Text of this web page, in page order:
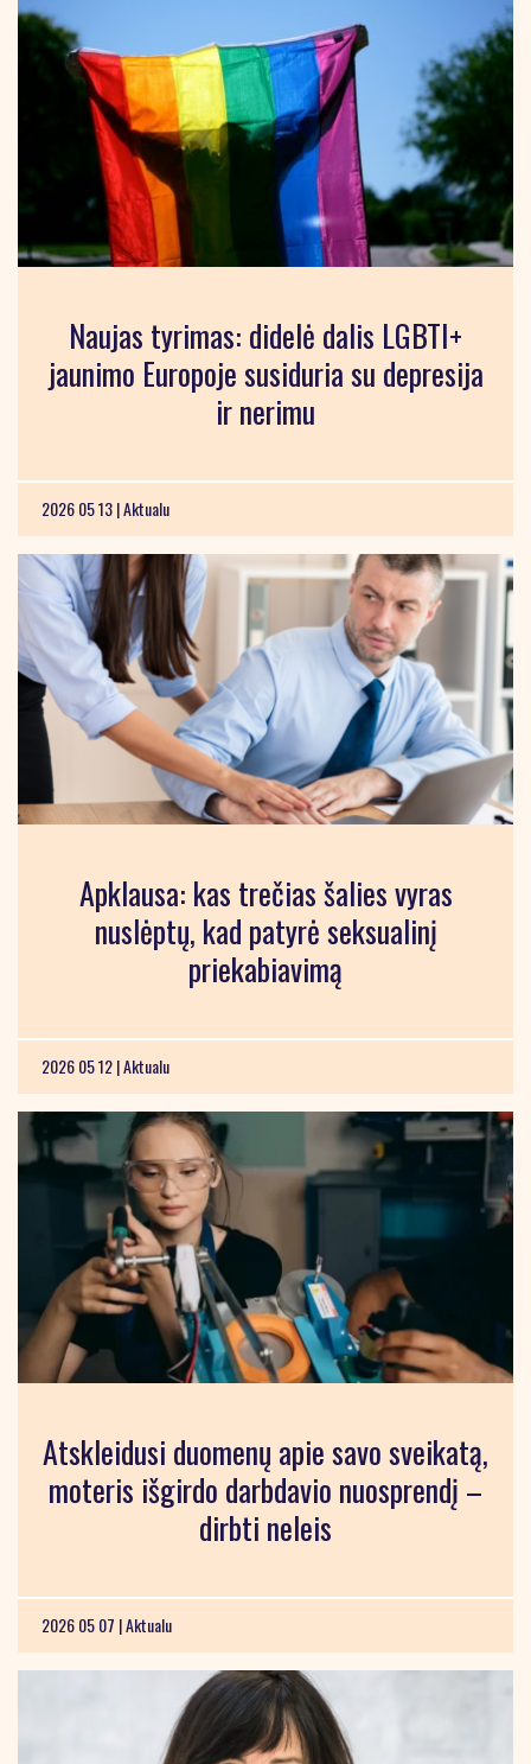
Naujas tyrimas: didelė dalis LGBTI+
jaunimo Europoje susiduria su depresija
ir nerimu
2026 05 13 |Aktualu
Apklausa: kas trečias šalies vyras
nuslėptų, kad patyrė seksualinį
priekabiavimą
2026 05 12 |Aktualu
Atskleidusi duomenų apie savo sveikatą,
moteris išgirdo darbdavio nuosprendį –
dirbti neleis
2026 05 07 |Aktualu